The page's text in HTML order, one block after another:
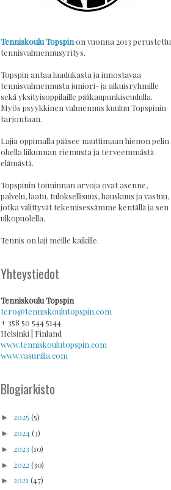
Tenniskoulu Topspinon vuonna 2013 perustettu
tennisvalmennusyritys.
Topspin antaa laadukasta ja innostavaa
tennisvalmennusta juniori- ja aikuisryhmille
sekä yksityisoppilaille pääkaupunkiseudulla.
Myös psyykkinen valmennus kuuluu Topspinin
tarjontaan.
Lajia oppimalla pääsee nauttimaan hienon pelin
ohella liikunnan riemusta ja terveemmästä
elämästä.
Topspinin toiminnan arvoja ovat asenne,
palvelu, laatu, tuloksellisuus, hauskuus ja vastuu,
jotka välittyvät tekemisessämme kentällä ja sen
ulkopuolella.
Tennis on laji meille kaikille.
Yhteystiedot
Tenniskoulu Topspin
tero@tenniskoulutopspin.com
+ 358 50 544 5144
Helsinki | Finland
www.tenniskoulutopspin.com
www.vasurilla.com
Blogiarkisto
► 2025 (5)
► 2024(3)
► 2023 (10)
► 2022(30)
► 2021 (47)